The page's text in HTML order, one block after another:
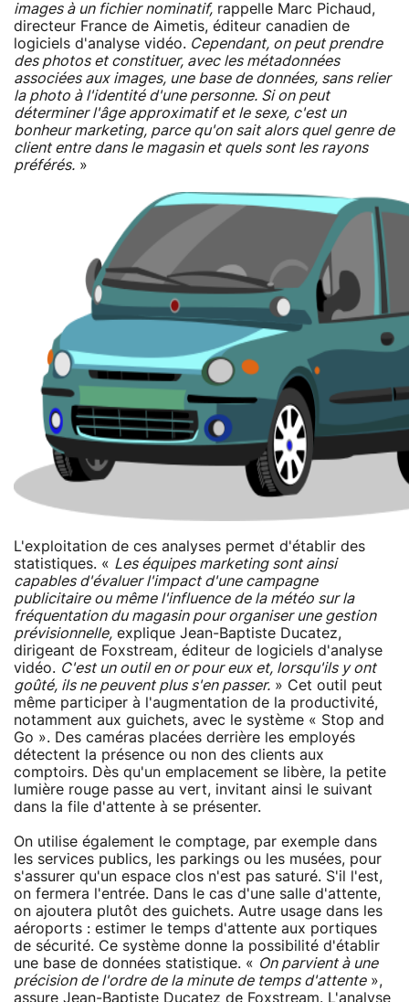
images à un fichier nominatif, rappelle Marc Pichaud,
directeur France de Aimetis, éditeur canadien de
logiciels d'analyse vidéo. Cependant, on peut prendre
des photos et constituer, avec les métadonnées
associées aux images, une base de données, sans relier
la photo à l'identité d'une personne. Si on peut
déterminer l'âge approximatif et le sexe, c'est un
bonheur marketing, parce qu'on sait alors quel genre de
client entre dans le magasin et quels sont les rayons
préférés. »
L'exploitation de ces analyses permet d'établir des
statistiques. « Les équipes marketing sont ainsi
capables d'évaluer l'impact d'une campagne
publicitaire ou même l'influence de la météo sur la
fréquentation du magasin pour organiser une gestion
prévisionnelle, explique Jean-Baptiste Ducatez,
dirigeant de Foxstream, éditeur de logiciels d'analyse
vidéo. C'est un outil en or pour eux et, lorsqu'ils y ont
goûté, ils ne peuvent plus s'en passer. » Cet outil peut
même participer à l'augmentation de la productivité,
notamment aux guichets, avec le système « Stop and
Go ». Des caméras placées derrière les employés
détectent la présence ou non des clients aux
comptoirs. Dès qu'un emplacement se libère, la petite
lumière rouge passe au vert, invitant ainsi le suivant
dans la file d'attente à se présenter.
On utilise également le comptage, par exemple dans
les services publics, les parkings ou les musées, pour
s'assurer qu'un espace clos n'est pas saturé. S'il l'est,
on fermera l'entrée. Dans le cas d'une salle d'attente,
on ajoutera plutôt des guichets. Autre usage dans les
aéroports : estimer le temps d'attente aux portiques
de sécurité. Ce système donne la possibilité d'établir
une base de données statistique. « On parvient à une
précision de l'ordre de la minute de temps d'attente»,
assure Jean-Baptiste Ducatez de Foxstream. L'analyse